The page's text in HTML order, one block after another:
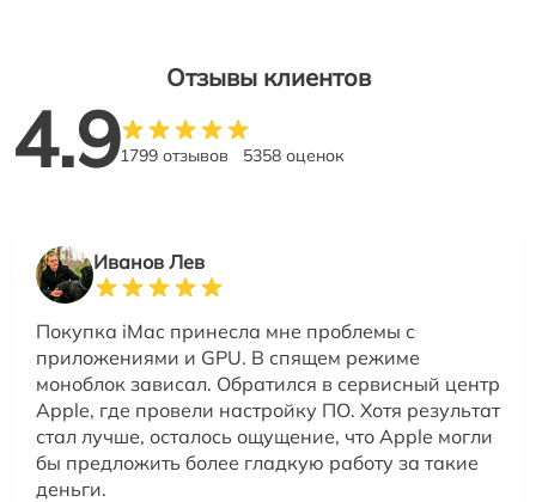
Отзывы клиентов
4.91799 отзывов 5358 оценок
Иванов Лев
Покупка iMac принесла мне проблемы с
приложениями и GPU. В спящем режиме
моноблок зависал. Обратился в сервисный центр
Apple, где провели настройку ПО. Хотя результат
стал лучше, осталось ощущение, что Apple могли
бы предложить более гладкую работу за такие
деньги.